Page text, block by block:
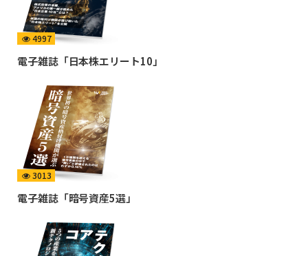
4997
電子雑誌「日本株エリート10」
3013
電子雑誌「暗号資産5選」